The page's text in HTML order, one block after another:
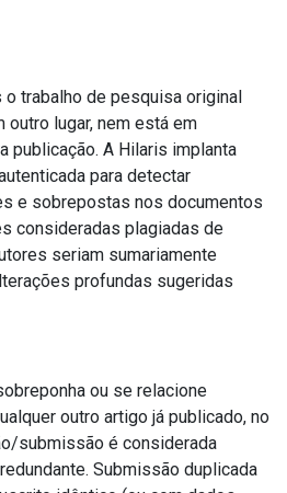
trabalho de pesquisa original
lugar, nem está em
publicação. A Hilaris implanta
para detectar
e sobrepostas nos documentos
consideradas plagiadas de
seriam sumariamente
profundas sugeridas
ou se relacione
outro artigo já publicado, no
submissão é considerada
Submissão duplicada